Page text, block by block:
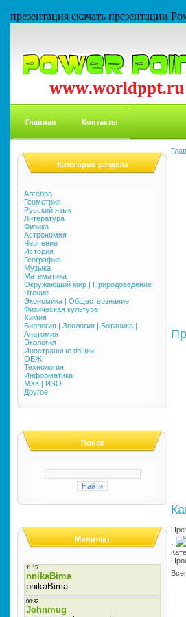
презентация скачать презентации
Главная Контакты
Категории раздела
Алгебра
Геометрия
Русский язык
Литература
Физика
Астрономия
Черчение
История
География
Музыка
Математика
Окружающий мир | Природоведение
Чтение
Экономика | Обществознание
Физическая культура
Химия
Биология | Зоология | Ботаника |
Анатомия
Экология
Иностранные языки
ОБЖ
Технология
Информатика
МХК | ИЗО
Другое
Поиск
Мини-чат
·